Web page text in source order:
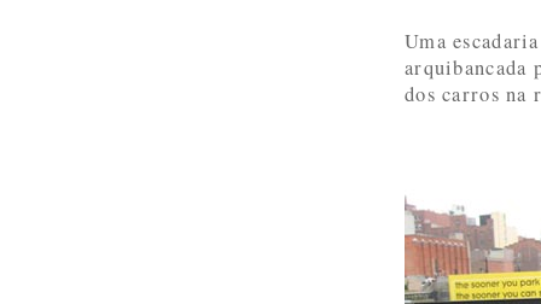
Uma
arquibancada
dos carros na